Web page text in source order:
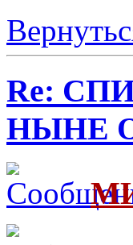
Re:
НЫНЕ